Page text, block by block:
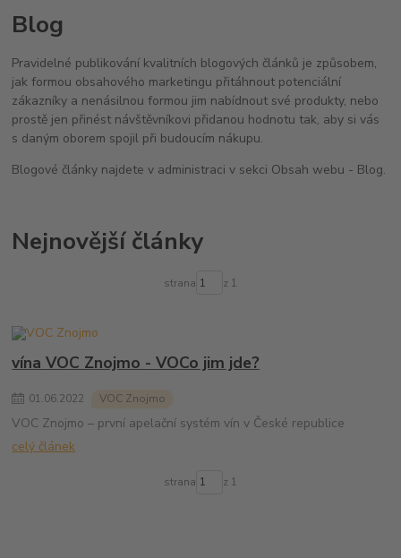
Blog
Pravidelné publikování kvalitních blogových článků je způsobem,
jak formou obsahového marketingu přitáhnout potenciální
zákazníky a nenásilnou formou jim nabídnout své produkty, nebo
prostě jen přinést návštěvníkovi přidanou hodnotu tak, aby si vás
s daným oborem spojil při budoucím nákupu.
Blogové články najdete v administraci v sekci Obsah webu - Blog.
Nejnovější články
strana z 1
vína VOC Znojmo - VOCo jim jde?
01.06.2022 VOC Znojmo
VOC Znojmo – první apelační systém vín v České republice
celý článek
strana z 1